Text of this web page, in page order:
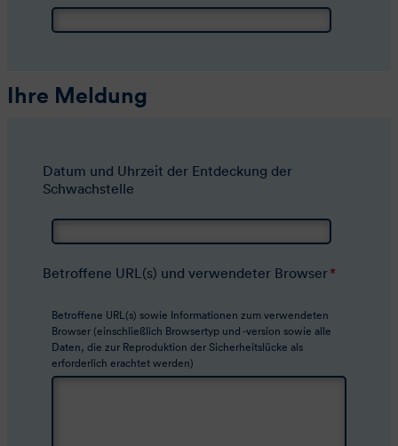
Ihre Meldung
Datum und Uhrzeit der Entdeckung der
Schwachstelle
Betroffene URL(s) und verwendeter Browser*
Betroffene URL(s) sowie Informationen zum verwendeten
Browser (einschließlich Browsertyp und -version sowie alle
Daten, die zur Reproduktion der Sicherheitslücke als
erforderlich erachtet werden)